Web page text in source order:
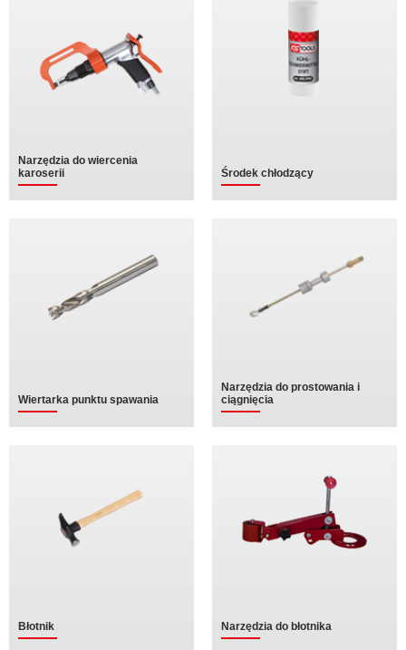
Narzędzia do wiercenia
karoserii
Środek chłodzący
Wiertarka punktu spawania
Narzędzia do prostowania i
ciągnięcia
Błotnik Narzędzia do błotnika